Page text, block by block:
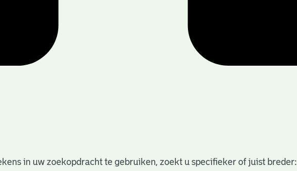
in uw zoekopdracht te gebruiken, zoekt u specifieker of juist breder: